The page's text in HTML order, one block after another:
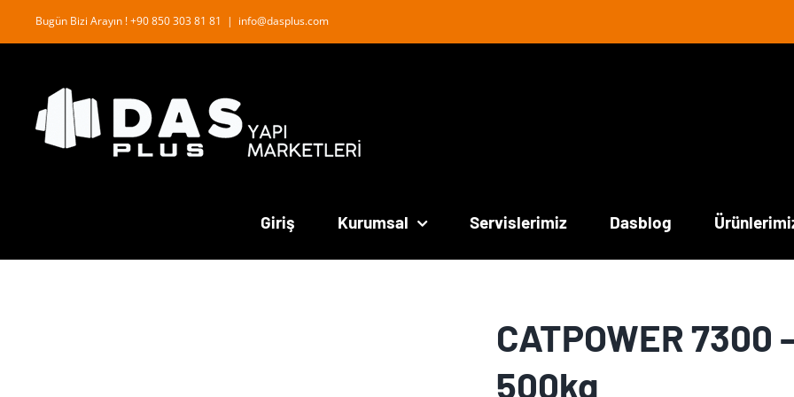
Bugün Bizi Arayın ! +90 850 303 81 81 | info@dasplus.com
Giriş Kurumsal Servislerimiz Dasblog
CATPOWER
500kg